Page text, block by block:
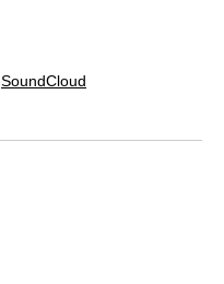
SoundCloud